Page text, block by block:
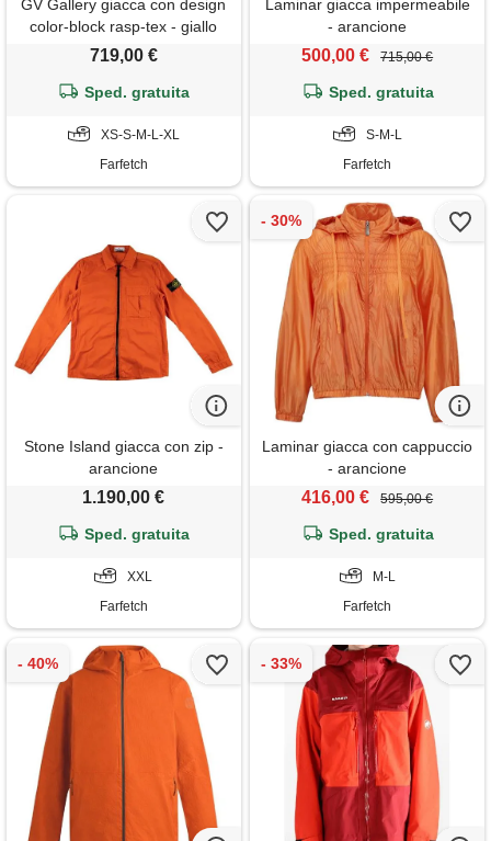
GV Gallery giacca con design
color-block rasp-tex - giallo
719,00 €
Sped. gratuita
XS-S-M-L-XL
Farfetch
Laminar giacca impermeabile
- arancione
500,00 € 715,00 €
Sped. gratuita
S-M-L
Farfetch
Stone Island giacca con zip -
arancione
1.190,00 €
Sped. gratuita
XXL
Farfetch
Laminar giacca con cappuccio
- arancione
416,00 € 595,00 €
Sped. gratuita
M-L
Farfetch